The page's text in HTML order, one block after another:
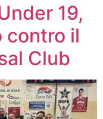
19,
contro il
Club